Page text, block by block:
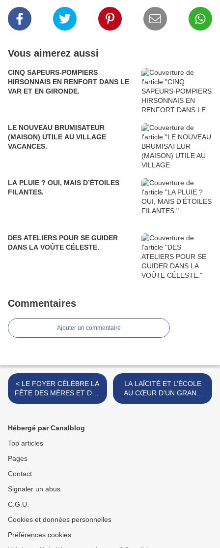
Vous aimerez aussi
CINQ SAPEURS-POMPIERS
HIRSONNAIS EN RENFORT DANS LE
VAR ET EN GIRONDE.
LE NOUVEAU BRUMISATEUR
(MAISON) UTILE AU VILLAGE
VACANCES.
LA PLUIE ? OUI, MAIS D’ÉTOILES
FILANTES.
DES ATELIERS POUR SE GUIDER
DANS LA VOÛTE CÉLESTE.
Commentaires
Ajouter un commentaire
< LE FOYER CÉLÈBRE LA
FÊTE DES MÈRES ET DES
PÈRES.
LA LAÏCITÉ ET L’ÉCOLE
AU CŒUR D’UN GRAND
CHŒUR RÉPUBLICAIN. >
Hébergé par Canalblog
Top articles
Pages
Contact
Signaler un abus
C.G.U.
Cookies et données personnelles
Préférences cookies